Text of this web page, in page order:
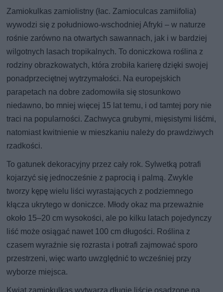
Zamiokulkas zamiolistny (łac. Zamioculcas zamiifolia)
wywodzi się z południowo-wschodniej Afryki – w naturze
rośnie zarówno na otwartych sawannach, jak i w bardziej
wilgotnych lasach tropikalnych. To doniczkowa roślina z
rodziny obrazkowatych, która zrobiła karierę dzięki swojej
ponadprzeciętnej wytrzymałości. Na europejskich
parapetach na dobre zadomowiła się stosunkowo
niedawno, bo mniej więcej 15 lat temu, i od tamtej pory nie
traci na popularności. Zachwyca grubymi, mięsistymi liśćmi,
natomiast kwitnienie w mieszkaniu należy do prawdziwych
rzadkości.
To gatunek dekoracyjny przez cały rok. Sylwetką potrafi
kojarzyć się jednocześnie z paprocią i palmą. Zwykle
tworzy kępę wielu liści wyrastających z podziemnego
kłącza ukrytego w doniczce. Młody okaz ma przeważnie
około 15–20 cm wysokości, ale po kilku latach pojedynczy
liść może osiągać nawet 100 cm długości. Roślina z
czasem wyraźnie się rozrasta i potrafi zajmować sporo
przestrzeni, więc warto uwzględnić to wcześniej przy
wyborze miejsca.